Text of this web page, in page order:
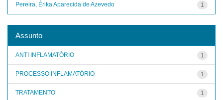
1
Pereira, Érika Aparecida de Azevedo
Assunto
1
ANTI INFLAMATÓRIO
1
PROCESSO INFLAMATÓRIO
1
TRATAMENTO